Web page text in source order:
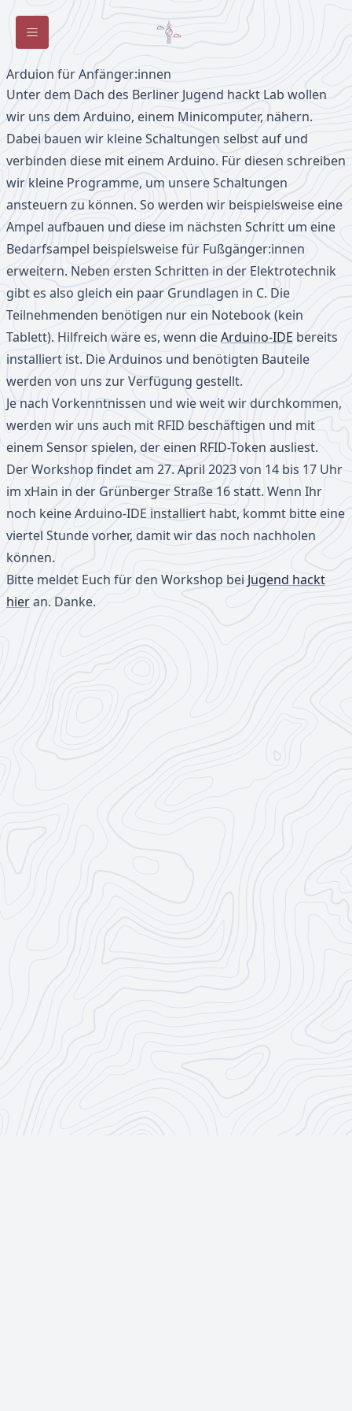
Toggle Sidebar
Arduion für Anfänger:innen
Unter dem Dach des Berliner Jugend hackt Lab wollen
wir uns dem Arduino, einem Minicomputer, nähern.
Dabei bauen wir kleine Schaltungen selbst auf und
verbinden diese mit einem Arduino. Für diesen schreiben
wir kleine Programme, um unsere Schaltungen
ansteuern zu können. So werden wir beispielsweise eine
Ampel aufbauen und diese im nächsten Schritt um eine
Bedarfsampel beispielsweise für Fußgänger:innen
erweitern. Neben ersten Schritten in der Elektrotechnik
gibt es also gleich ein paar Grundlagen in C. Die
Teilnehmenden benötigen nur ein Notebook (kein
Tablett). Hilfreich wäre es, wenn dieArduino-IDE bereits
installiert ist. Die Arduinos und benötigten Bauteile
werden von uns zur Verfügung gestellt.
Je nach Vorkenntnissen und wie weit wir durchkommen,
werden wir uns auch mit RFID beschäftigen und mit
einem Sensor spielen, der einen RFID-Token ausliest.
Der Workshop findet am 27. April 2023 von 14 bis 17 Uhr
im xHain in der Grünberger Straße 16 statt. Wenn Ihr
noch keine Arduino-IDE installiert habt, kommt bitte eine
viertel Stunde vorher, damit wir das noch nachholen
können.
Bitte meldet Euch für den Workshop bei Jugend hackt
hieran. Danke.